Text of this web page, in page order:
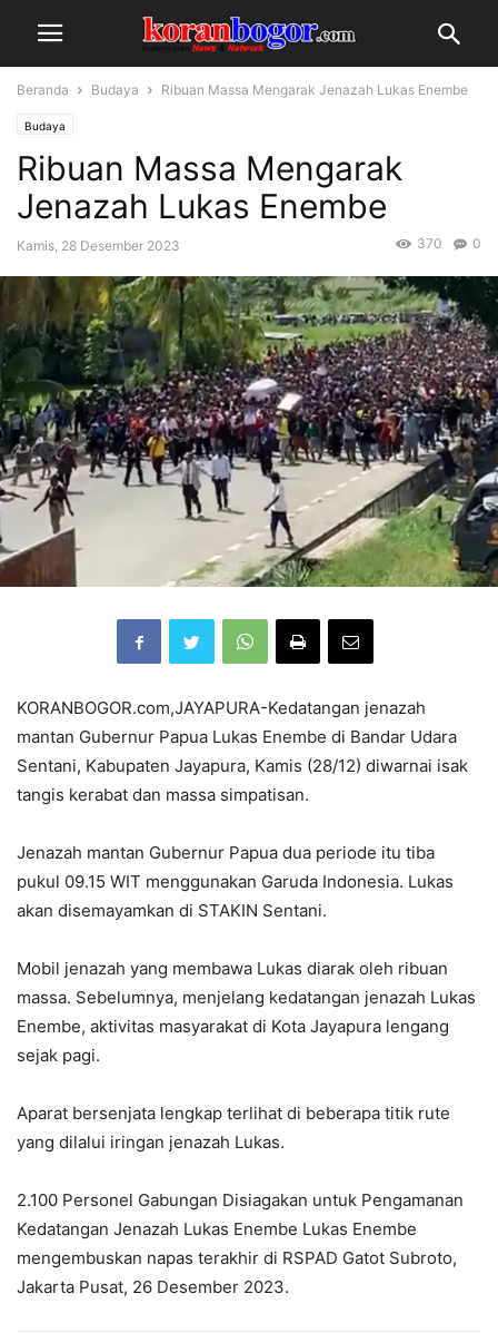
Beranda Budaya Ribuan Massa Mengarak Jenazah Lukas Enembe
Budaya
Ribuan Massa Mengarak
Jenazah Lukas Enembe
Kamis, 28 Desember 2023 0
370
KORANBOGOR.com,JAYAPURA-Kedatangan jenazah
mantan Gubernur Papua Lukas Enembe di Bandar Udara
Sentani, Kabupaten Jayapura, Kamis (28/12) diwarnai isak
tangis kerabat dan massa simpatisan.
Jenazah mantan Gubernur Papua dua periode itu tiba
pukul 09.15 WIT menggunakan Garuda Indonesia. Lukas
akan disemayamkan di STAKIN Sentani.
Mobil jenazah yang membawa Lukas diarak oleh ribuan
massa. Sebelumnya, menjelang kedatangan jenazah Lukas
Enembe, aktivitas masyarakat di Kota Jayapura lengang
sejak pagi.
Aparat bersenjata lengkap terlihat di beberapa titik rute
yang dilalui iringan jenazah Lukas.
2.100 Personel Gabungan Disiagakan untuk Pengamanan
Kedatangan Jenazah Lukas Enembe Lukas Enembe
mengembuskan napas terakhir di RSPAD Gatot Subroto,
Jakarta Pusat, 26 Desember 2023.